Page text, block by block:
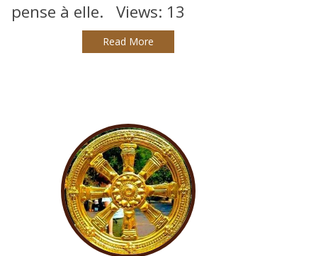
pense à elle. Views: 13
Read More